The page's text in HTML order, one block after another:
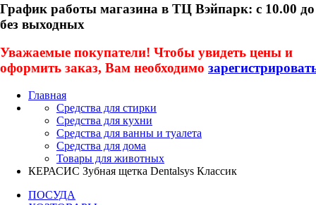
График работы магазина в ТЦ Вэйпарк: с 10.00 до
без выходных
Уважаемые покупатели! Чтобы увидеть цены и
оформить заказ, Вам необходимо
Главная
Средства для стирки
Средства для кухни
Средства для ванны и туалета
Средства для дома
Товары для животных
КЕРАСИС Зубная щетка Dentalsys Классик
ПОСУДА